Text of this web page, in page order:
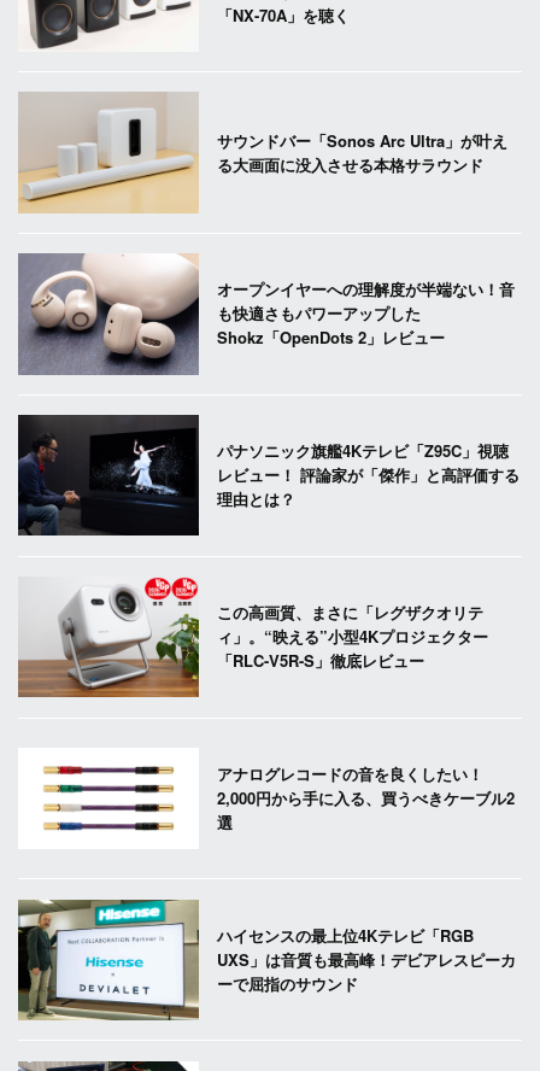
「NX-70A」を聴く
サウンドバー「Sonos Arc Ultra」が叶え
る大画面に没入させる本格サラウンド
オープンイヤーへの理解度が半端ない！音
も快適さもパワーアップした
Shokz「OpenDots 2」レビュー
パナソニック旗艦4Kテレビ「Z95C」視聴
レビュー！ 評論家が「傑作」と高評価する
理由とは？
この高画質、まさに「レグザクオリテ
ィ」。“映える”小型4Kプロジェクター
「RLC-V5R-S」徹底レビュー
アナログレコードの音を良くしたい！
2,000円から手に入る、買うべきケーブル2
選
ハイセンスの最上位4Kテレビ「RGB
UXS」は音質も最高峰！デビアレスピーカ
ーで屈指のサウンド